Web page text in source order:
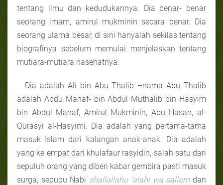
tentang ilmu dan kedudukannya. Dia benar- benar
seorang imam, amirul mukminin secara benar. Dia
seorang ulama besar, di sini hanyalah sekilas tentang
biografinya sebelum memulai menjelaskan tentang
mutiara-mutiara nasehatnya.
Dia adalah Ali bin Abu Thalib –nama Abu Thalib
adalah Abdu Manaf- bin Abdul Muthalib bin Hasyim
bin Abdul Manaf, Amirul Mukminin, Abu Hasan, al-
Qurasyi al-Hasyimi. Dia adalah yang pertama-tama
masuk Islam dari kalangan anak-anak. Dia adalah
yang ke empat dari khulafaur rasyidin, salah satu dari
sepuluh orang yang diberi kabar gembira pasti masuk
surga, sepupu Nabi shallallahu ‘alahi wa sallamdan